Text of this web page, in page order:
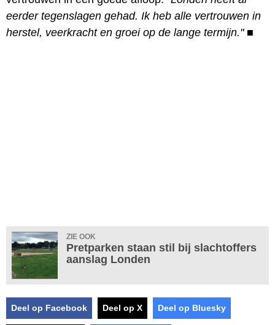
eerder tegenslagen gehad. Ik heb alle vertrouwen in
herstel, veerkracht en groei op de lange termijn." ■
ZIE OOK
Pretparken staan stil bij slachtoffers
aanslag Londen
Deel op Facebook Deel op X Deel op Bluesky